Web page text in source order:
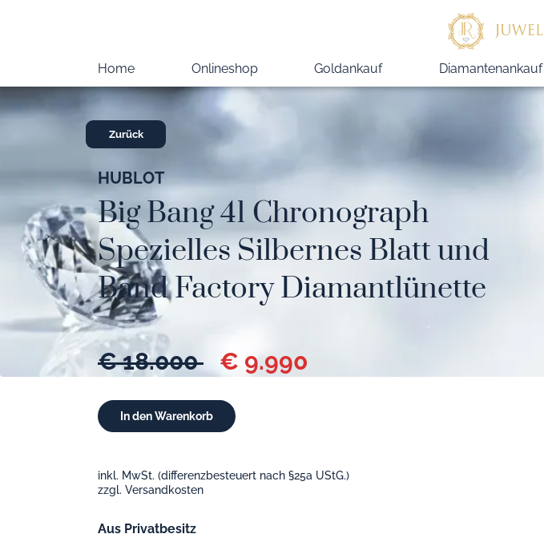
Home Onlineshop Goldankauf Diamantenankauf
Zurück
HUBLOT
Big Bang 41 Chronograph
Spezielles Silbernes Blatt und
Band Factory Diamantlünette
€ 18.000 € 9.990
inkl. MwSt. (differenzbesteuert nach §25a UStG.)
zzgl. Versandkosten
Aus Privatbesitz